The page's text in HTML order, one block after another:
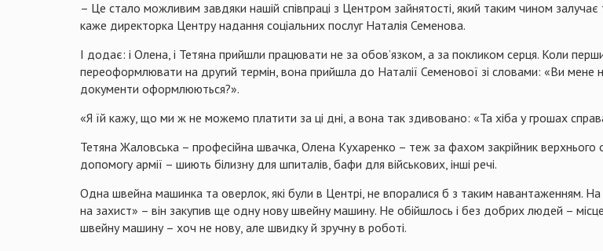
– Це стало можливим завдяки нашій співпраці з Центром зайнятості, який таким чином
каже директорка Центру надання соціальних послуг Наталія Семенова.
І додає: і Олена, і Тетяна прийшли працювати не за обов’язком, а за покликом серця. Коли
переоформлювати на другий термін, вона прийшла до Наталії Семенової зі словами: «Ви
документи оформлюються?».
«Я їй кажу, що ми ж не можемо платити за ці дні, а вона так здивовано: «Та хіба у грошах
Тетяна Жаловська – професійна швачка, Олена Кухаренко – теж за фахом закрійник верхнього
допомогу армії – шиють білизну для шпиталів, бафи для військових, інші речі.
Одна швейна машинка та оверлок, які були в Центрі, не впоралися б з таким
на захист» – він закупив ще одну нову швейну машину. Не обійшлось і без добрих людей –
швейну машину – хоч не нову, але швидку й зручну в роботі.